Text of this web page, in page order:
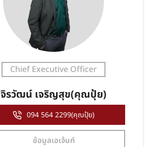
Chief Executive Officer
จิรวัฒน์ เจริญสุข(คุณปุ้ย)
094 564 2299(คุณปุ้ย)
ข้อมูลเอเจ้นท์